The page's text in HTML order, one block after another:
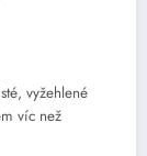
vyžehlené
víc než